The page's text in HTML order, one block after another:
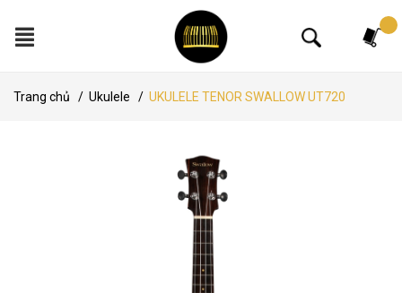
Trang chủ / Ukulele / UKULELE TENOR SWALLOW UT720